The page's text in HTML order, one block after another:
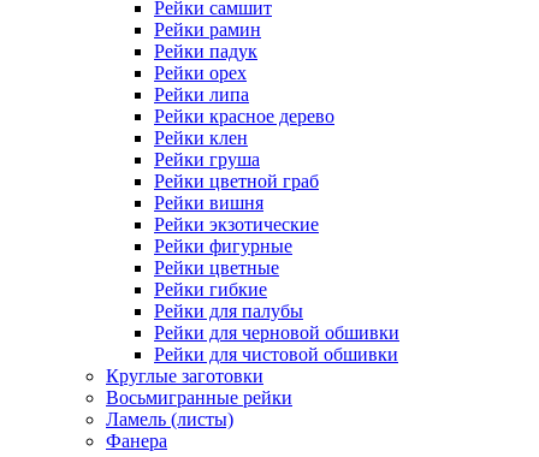
Рейки самшит
Рейки рамин
Рейки падук
Рейки орех
Рейки липа
Рейки красное дерево
Рейки клен
Рейки груша
Рейки цветной граб
Рейки вишня
Рейки экзотические
Рейки фигурные
Рейки цветные
Рейки гибкие
Рейки для палубы
Рейки для черновой обшивки
Рейки для чистовой обшивки
Круглые заготовки
Восьмигранные рейки
Ламель (листы)
Фанера